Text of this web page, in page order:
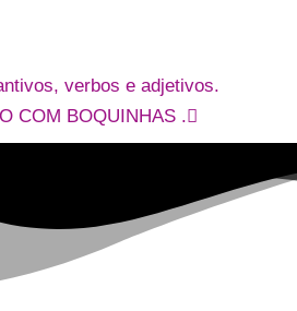
verbos e adjetivos.
COM BOQUINHAS .